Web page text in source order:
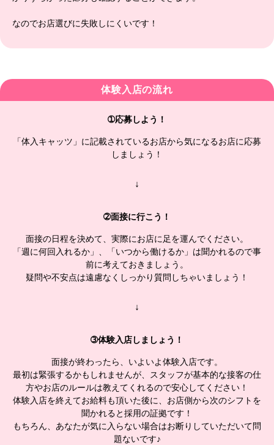
なのでお店選びに失敗しにくいです！
体験入店の流れ
➀応募しよう！
「体入キャッツ」に記載されているお店から気になるお店に応募
しましょう！
↓
➁面接に行こう！
面接の日程を決めて、実際にお店に足を運んでください。
「週に何回入れるか」、「いつから働けるか」は聞かれるので事
前に考えておきましょう。
疑問や不安点は遠慮なくしっかり質問しちゃいましょう！
↓
➂体験入店しましょう！
面接が終わったら、いよいよ体験入店です。
最初は緊張するかもしれませんが、スタッフが基本的な接客の仕
方やお店のルールは教えてくれるので安心してください！
体験入店を終えてお給料も頂いた後に、お店側から次のシフトを
聞かれると採用の証拠です！
もちろん、あなたが気に入らない場合はお断りしていただいて問
題ないです♪